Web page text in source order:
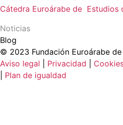
Cátedra Euroárabe de Estudios
Noticias
Blog
© 2023 Fundación Euroárabe
Aviso legal
Privacidad
Plan de igualdad